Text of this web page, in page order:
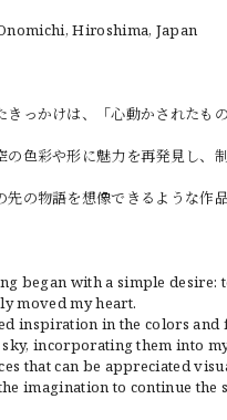
Hiroshima, Japan
きっかけは、「心動かされたも
の色彩や形に魅力を再発見し、
先の物語を想像できるような作
began with a simple desire:
moved my heart.
inspiration in the colors and
sky, incorporating them into
that can be appreciated
imagination to continue the